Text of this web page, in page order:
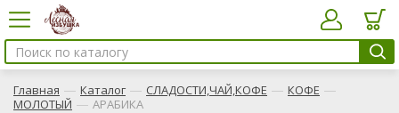
Главная — Каталог — СЛАДОСТИ,ЧАЙ,КОФЕ — КОФЕ —
МОЛОТЫЙ — АРАБИКА